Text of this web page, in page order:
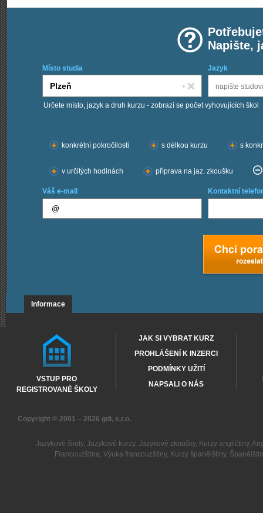
Napište,
Místo studia Jazyk
Určete místo, jazyk a druh kurzu - zobrazí se počet vyhovujících škol
konkrétní pokročilosti
s délkou kurzu s
v určitých hodinách příprava na jaz. zkoušku
Váš e-mail Kontaktní
Informace
VSTUP PRO
REGISTROVANÉ ŠKOLY
JAK SI VYBRAT KURZ
PROHLÁŠENÍ K INZERCI
PODMÍNKY UŽITÍ
NAPSALI O NÁS
Copyright © 2001 – 2026 gdi, s.r.o.
Jazykové školy, Jazykové kurzy, Jazykové zkoušky, Kurzy angličtiny,
Francouzština,Výuka francouzštiny, Kurzy španělštiny,